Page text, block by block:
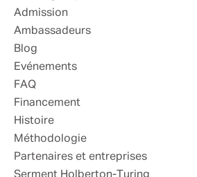
Admission
Ambassadeurs
Blog
Evénements
FAQ
Financement
Histoire
Méthodologie
Partenaires et entreprises